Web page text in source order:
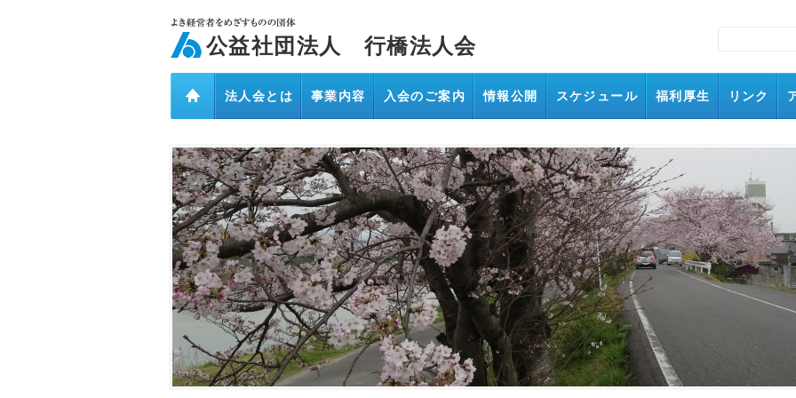
公益社団法人 行橋法人会
法人会とは 事業内容 入会のご案内 情報公開 スケジュール 福利厚生 リンク